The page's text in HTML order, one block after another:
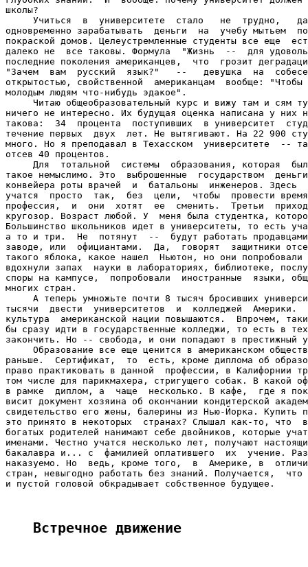
школы?
Учиться  в  университете  стало   не  трудно,
одновременно зарабатывать  деньги  на  учебу мытьем
покраской домов. Целеустремленные студенты все еще
далеко не  все таковы. Формула  "Жизнь  --  для
последние поколения американцев,  что  грозит
"Зачем  вам  русский  язык?"   --   девушка  на
открытостью, свойственной  американцам  вообще:
молодым людям что-нибудь эдакое".
Читаю общеобразовательный курс и вижу там и сям
ничего не интересно. Их будущая оценка написана у
такова:  34  процента  поступивших  в университет
течение первых  двух  лет. Не вытягивают. На 22 900
много. Но я преподавал в Техасском  университете  --
отсев 40 процентов.
Для  тотальной  системы  образования, которая
такое немыслимо. Это  выброшенные  государством
конвейера роты врачей  и  батальоны  инженеров. Здесь
учатся  просто  так,  без  цели,  чтобы  провести
профессия,  и  они  хотят  ее  сменить.  Третьи
кругозор. Возраст любой. У  меня была студентка,
Большинство школьников идет в университеты, то есть
а то и три.  Не  потянут  --  будут работать
заводе, или  официантами.  Да,  говорят  защитники
такого яблока, какое нашел  Ньютон, но они попробовали
вдохнули запах  науки в лабораториях, библиотеке,
споры на кампусе,  попробовали  иностранные  языки,
многих стран.
А теперь умножьте почти 8 тысяч бросивших
тысячи  двести  университетов  и  колледжей  Америки.
культура  американской нации повышаются.  Впрочем,
бы сразу идти в государственные колледжи, то есть в
закончить. Но -- свобода, и они попадают в престижный
Образование все еще ценится в американском
раньше.  Сертификат,  то  есть, кроме диплома об
право практиковать в данной  профессии, в Калифорнии
том числе для парикмахера, стригущего собак. В какой
в рамке  диплом, а  чаще  несколько. В кафе,  где я
висит документ хозяина об окончании кондитерской
свидетельство его жены, балерины из Нью-Йорка. Купить
это принято в некоторых  странах? Слышал как-то, что
богатых родителей нанимают себе двойников, которые
именами. Честно учатся несколько лет, получают
бакалавра и... с  фамилией оплатившего  их  учение.
наказуемо. Но  ведь, кроме того,  в  Америке, в
стран, невыгодно работать без знаний. Получается,  что
и пустой головой обкрадывает собственное будущее.
Встречное движение